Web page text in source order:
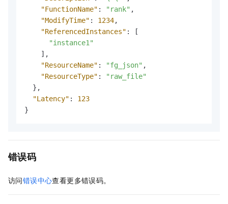
"FunctionName" : "rank" ,
"ModifyTime" : 1234,
"ReferencedInstances" :
[
"instance1"
] ,
"ResourceName" : "fg_json" ,
"ResourceType" :
"raw_file"
} ,
"Latency" :
123
}
错误码
访问错误中心查看更多错误码。